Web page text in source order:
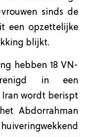
sinds de
een opzettelijke
blijkt.
hebben 18 VN-
in een
Iran wordt berispt
Abdorrahman